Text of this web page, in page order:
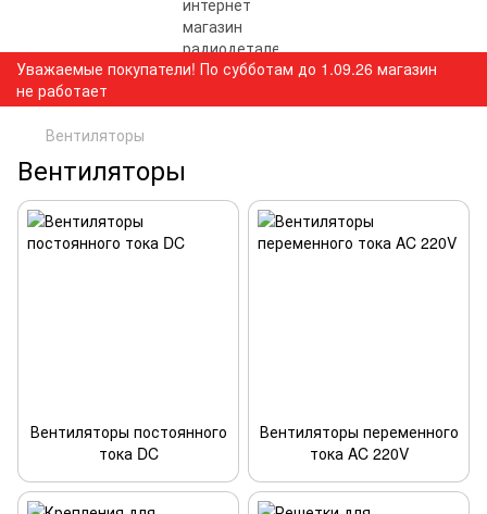
Уважаемые покупатели! По субботам до 1.09.26 магазин
не работает
Вентиляторы
Вентиляторы
Вентиляторы постоянного
тока DC
Вентиляторы переменного
тока AC 220V